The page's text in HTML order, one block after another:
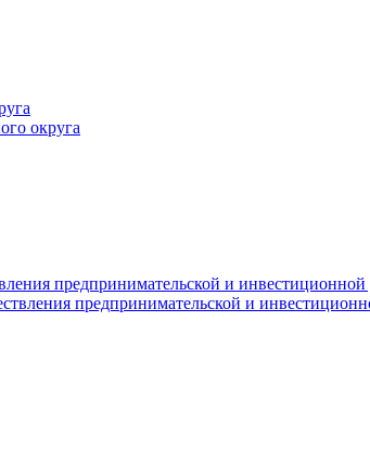
округа
предпринимательской и инвестиционной
предпринимательской и